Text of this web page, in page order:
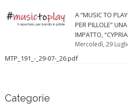
A “MUSIC TO
PER PILLOLE”
IMPATTO,
Mercoledì, 29
MTP_191_-_29-07-_26.pdf
Categorie